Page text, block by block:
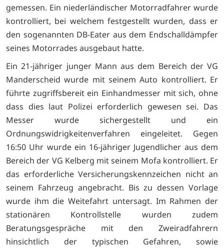
gemessen. Ein niederländischer Motorradfahrer wurde
kontrolliert, bei welchem festgestellt wurden, dass er
den sogenannten DB-Eater aus dem Endschalldämpfer
seines Motorrades ausgebaut hatte.
Ein 21-jähriger junger Mann aus dem Bereich der VG
Manderscheid wurde mit seinem Auto kontrolliert. Er
führte zugriffsbereit ein Einhandmesser mit sich, ohne
dass dies laut Polizei erforderlich gewesen sei. Das
Messer wurde sichergestellt und ein
Ordnungswidrigkeitenverfahren eingeleitet. Gegen
16:50 Uhr wurde ein 16-jähriger Jugendlicher aus dem
Bereich der VG Kelberg mit seinem Mofa kontrolliert. Er
das erforderliche Versicherungskennzeichen nicht an
seinem Fahrzeug angebracht. Bis zu dessen Vorlage
wurde ihm die Weitefahrt untersagt. Im Rahmen der
stationären Kontrollstelle wurden zudem
Beratungsgespräche mit den Zweiradfahrern
hinsichtlich der typischen Gefahren, sowie